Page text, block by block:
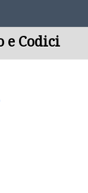
e Codici